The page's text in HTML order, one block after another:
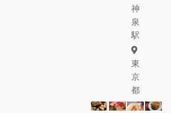
神
泉
駅
東
京
都